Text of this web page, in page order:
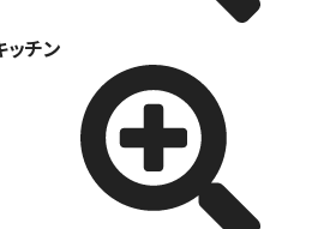
ッチン